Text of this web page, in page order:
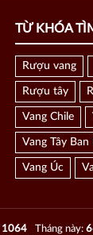
TỪ KHÓA
Rượu vang
Rượu tây
Vang Chile
Vang Tây Ban
Vang Úc
1064 Tháng này: